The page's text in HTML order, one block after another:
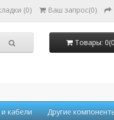
(0) Ваш запрос(0)
Товары:
кабели Другие